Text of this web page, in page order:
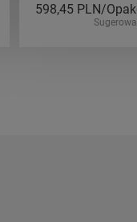
598,45 PLN/